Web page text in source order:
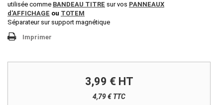
utilisée comme BANDEAU TITRE sur vos PANNEAUX
d'AFFICHAGE ou TOTEM
Séparateur sur support magnétique
Imprimer
3,99 € HT
4,79 € TTC